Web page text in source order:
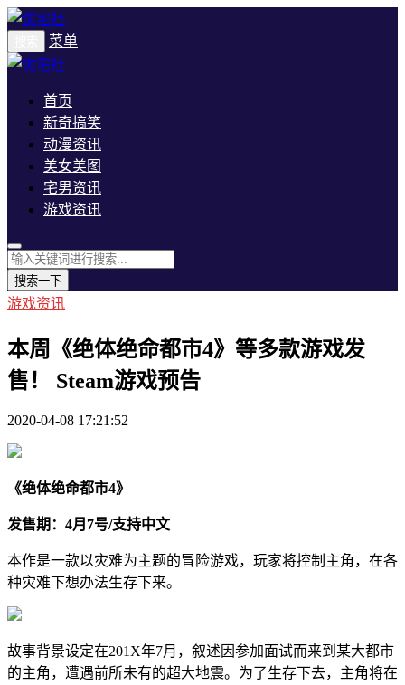
菜单
首页
新奇搞笑
动漫资讯
美女美图
宅男资讯
游戏资讯
搜索一下
游戏资讯
本周《绝体绝命都市4》等多款游戏发
售！ Steam游戏预告
2020-04-08 17:21:52
《绝体绝命都市4》
发售期：4月7号/支持中文
本作是一款以灾难为主题的冒险游戏，玩家将控制主角，在各
种灾难下想办法生存下来。
故事背景设定在201X年7月，叙述因参加面试而来到某大都市
的主角，遭遇前所未有的超大地震。为了生存下去，主角将在